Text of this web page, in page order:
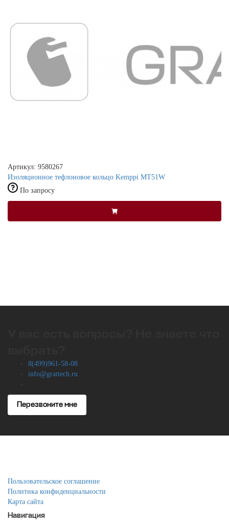
Артикул: 9580267
Изоляционное тефлоновое кольцо Kemppi MT51W
По запросу
8(499)961-58-08
info@grattech.ru
Перезвоните мне
Пользовательское соглашение
Политика конфиденциальности
Карта сайта
Навигация